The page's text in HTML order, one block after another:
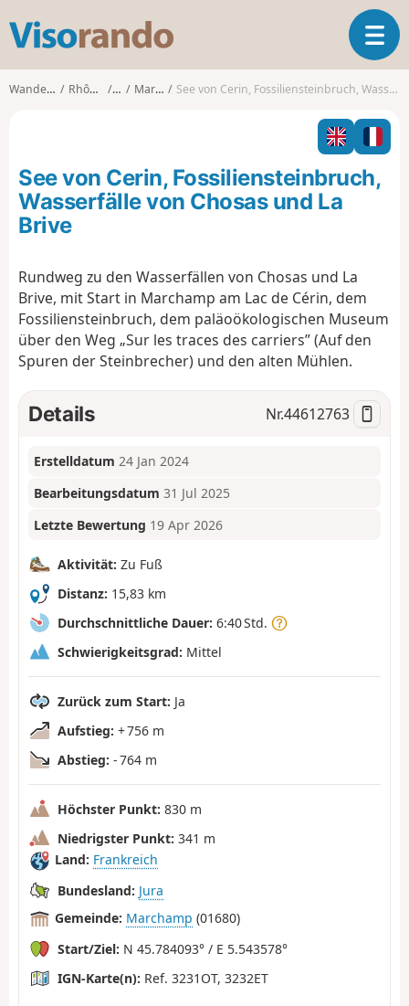
s
o
o
T
o
l
n
a
o
Wanderungen Rhône-Alpes Ain Marchamp See von Cerin, Fossiliensteinbruch, Wasserfälle von Chosas und La Brive
See von Cerin, Fossiliensteinbruch,
Wasserfälle von Chosas und La
Brive
Rundweg zu den Wasserfällen von Chosas und La
Brive, mit Start in Marchamp am Lac de Cérin, dem
Fossiliensteinbruch, dem paläoökologischen Museum
über den Weg „Sur les traces des carriers” (Auf den
Spuren der Steinbrecher) und den alten Mühlen.
Details Nr.44612763
Erstelldatum 24 Jan 2024
Bearbeitungsdatum 31 Jul 2025
Letzte Bewertung 19 Apr 2026
Aktivität: Zu Fuß
Distanz: 15,83 km
Durchschnittliche Dauer: 6:40 Std.
Schwierigkeitsgrad: Mittel
Zurück zum Start: Ja
Aufstieg: + 756 m
Abstieg: - 764 m
Höchster Punkt: 830 m
Niedrigster Punkt: 341 m
Land: Frankreich
Bundesland: Jura
Gemeinde: Marchamp (01680)
Start/Ziel: N 45.784093° / E 5.543578°
IGN-Karte(n): Ref. 3231OT, 3232ET